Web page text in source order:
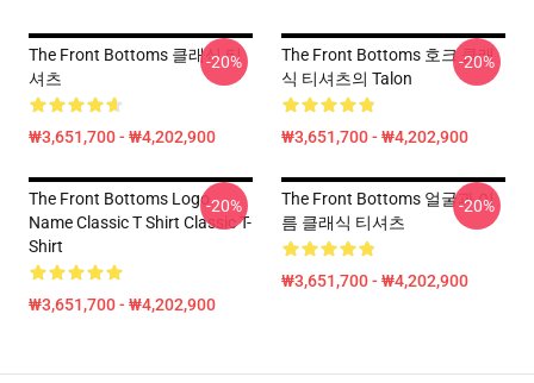
The Front Bottoms 클래식 티
셔츠
₩3,651,700 - ₩4,202,900
-20%
The Front Bottoms 호크 클래
식 티셔츠의 Talon
₩3,651,700 - ₩4,202,900
-20%
The Front Bottoms Logo
Name Classic T Shirt Classic T-
Shirt
₩3,651,700 - ₩4,202,900
-20%
The Front Bottoms 얼굴과 이
름 클래식 티셔츠
₩3,651,700 - ₩4,202,900
-20%